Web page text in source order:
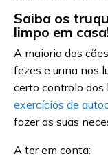
Saiba os
limpo em
A maioria dos
fezes e urina nos
certo controlo dos
exercícios de
fazer as suas
A ter em conta: